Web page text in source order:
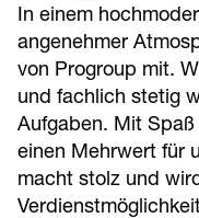
In einem
angenehmer
von Progroup mit.
und fachlich stetig
Aufgaben. Mit
einen Mehrwert für
macht stolz und